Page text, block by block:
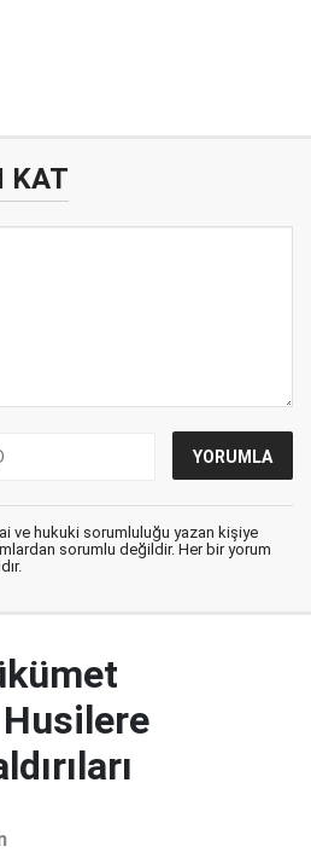
KAT
ve hukuki sorumluluğu yazan kişiye
sorumlu değildir. Her bir yorum